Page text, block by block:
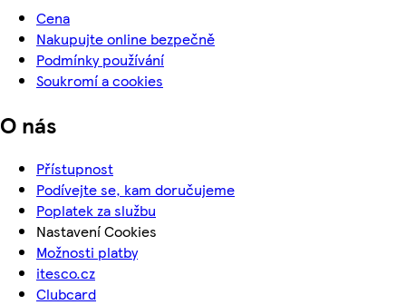
Cena
Nakupujte online bezpečně
Podmínky používání
Soukromí a cookies
O nás
Přístupnost
Podívejte se, kam doručujeme
Poplatek za službu
Nastavení Cookies
Možnosti platby
itesco.cz
Clubcard